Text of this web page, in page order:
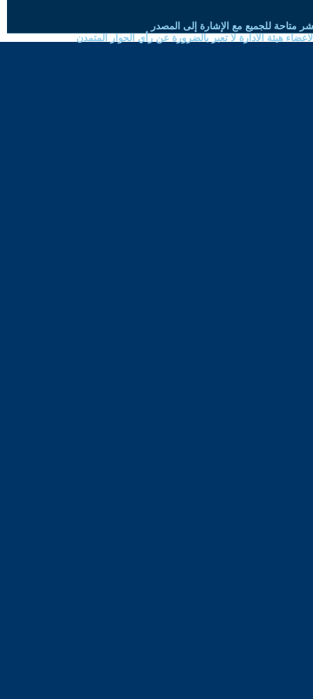
متاحة للجميع مع الإشارة إلى المصدر
هيئة الادارة لا تعبر بالضرورة عن رأي الحوار المتمدن